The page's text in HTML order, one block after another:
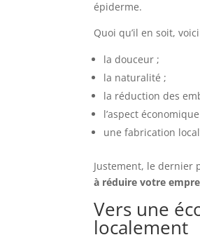
épiderme.
Quoi qu’il en soit,
la douceur ;
la naturalité ;
la réduction des
l’aspect
une fabrication
Justement, le
à réduire votre
Vers une
localement